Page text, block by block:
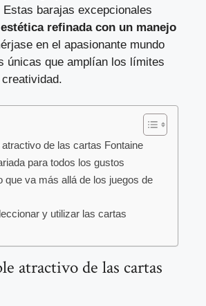
Estas barajas excepcionales
refinada con un manejo
en el apasionante mundo
únicas que amplían los límites
de las cartas Fontaine
para todos los gustos
que va más allá de los juegos de
y utilizar las cartas
atractivo de las cartas